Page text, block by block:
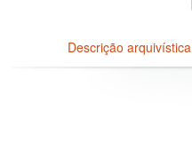
Descrição arquivística